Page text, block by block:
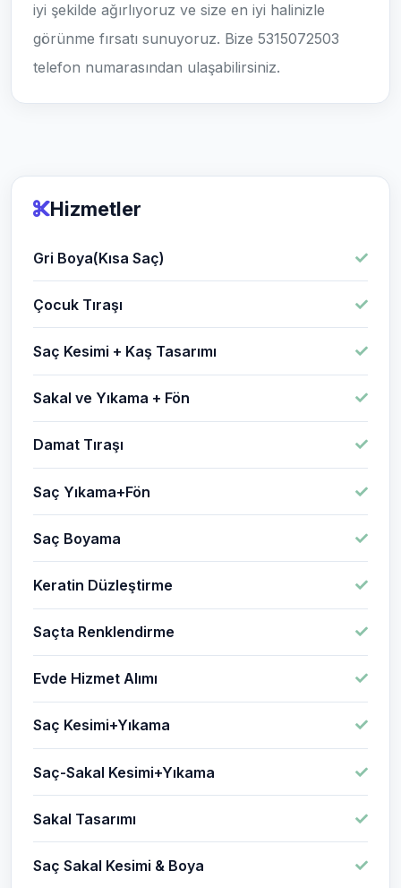
iyi şekilde ağırlıyoruz ve size en iyi halinizle
görünme fırsatı sunuyoruz. Bize 5315072503
telefon numarasından ulaşabilirsiniz.
Hizmetler
Gri Boya(Kısa Saç)
Çocuk Tıraşı
Saç Kesimi + Kaş Tasarımı
Sakal ve Yıkama + Fön
Damat Tıraşı
Saç Yıkama+Fön
Saç Boyama
Keratin Düzleştirme
Saçta Renklendirme
Evde Hizmet Alımı
Saç Kesimi+Yıkama
Saç-Sakal Kesimi+Yıkama
Sakal Tasarımı
Saç Sakal Kesimi & Boya